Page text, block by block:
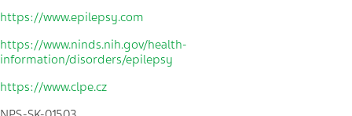
https://www.epilepsy.com
https://www.ninds.nih.gov/health-
information/disorders/epilepsy
https://www.clpe.cz